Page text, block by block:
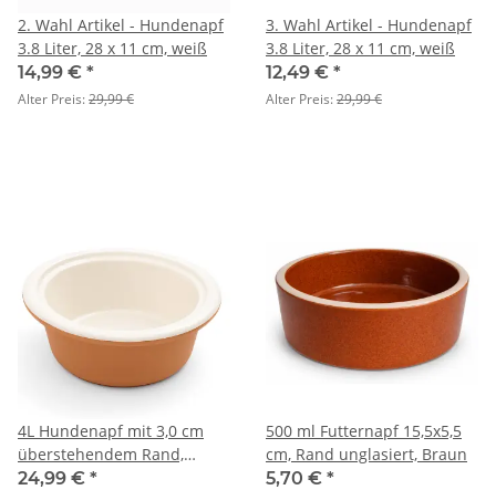
2. Wahl Artikel - Hundenapf
3.8 Liter, 28 x 11 cm, weiß
14,99 € *
Alter Preis:29,99 €
3. Wahl Artikel - Hundenapf
3.8 Liter, 28 x 11 cm, weiß
12,49 € *
Alter Preis:29,99 €
4L Hundenapf mit 3,0 cm
überstehendem Rand,
31x10 cm, cremefarben-
24,99 € *
500 ml Futternapf 15,5x5,5
cm, Rand unglasiert, Braun
5,70 € *